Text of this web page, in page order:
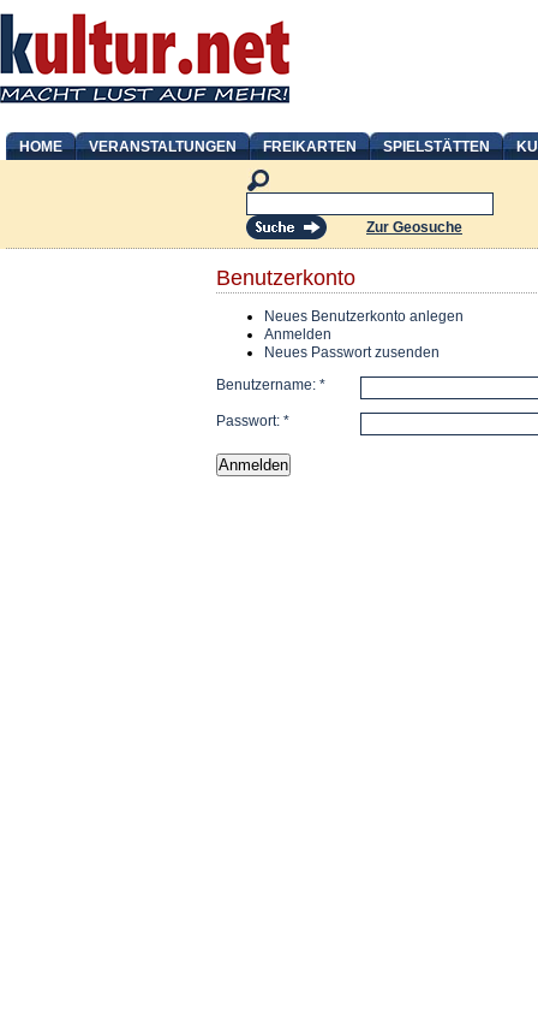
HOME VERANSTALTUNGEN FREIKARTEN SPIELSTÄTTEN
Zur Geosuche
Benutzerkonto
Neues Benutzerkonto anlegen
Anmelden
Neues Passwort zusenden
Benutzername: *
Passwort: *